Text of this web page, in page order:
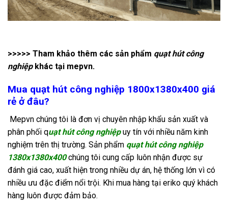
>>>>> Tham khảo thêm các sản phẩm quạt hút công
nghiệpkhác tại mepvn.
Mua quạt hút công nghiệp 1800x1380x400 giá
rẻ ở đâu?
Mepvn chúng tôi là đơn vị chuyên nhập khẩu sản xuất và
phân phối quạt hút công nghiệp uy tín với nhiều năm kinh
nghiệm trên thị trường. Sản phẩm quạt hút công nghiệp
1380x1380x400chúng tôi cung cấp luôn nhận được sự
đánh giá cao, xuất hiện trong nhiều dự án, hệ thống lớn vì có
nhiều ưu đặc điểm nổi trội. Khi mua hàng tại eriko quý khách
hàng luôn được đảm bảo.